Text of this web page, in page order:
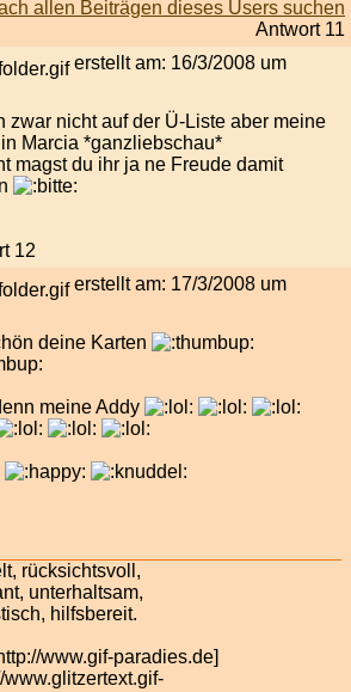
Antwort 11
erstellt am: 16/3/2008 um
zwar nicht auf der Ü-Liste aber meine
Marcia *ganzliebschau*
magst du ihr ja ne Freude damit
12
erstellt am: 17/3/2008 um
deine Karten
meine Addy
rücksichtsvoll,
unterhaltsam,
hilfsbereit.
www.gif-paradies.de]